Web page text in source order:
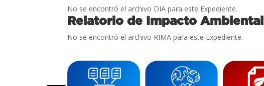
No se encontró el archivo DIA para este Expediente.
Relatorio de Impacto Ambiental
No se encontró el archivo RIMA para este Expediente.